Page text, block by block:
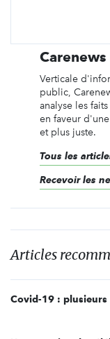
Carenews
Verticale
public,
analyse les
en faveur
et plus juste.
Tous les
Recevoir les
Articles